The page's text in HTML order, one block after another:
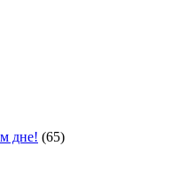
дне! (65)